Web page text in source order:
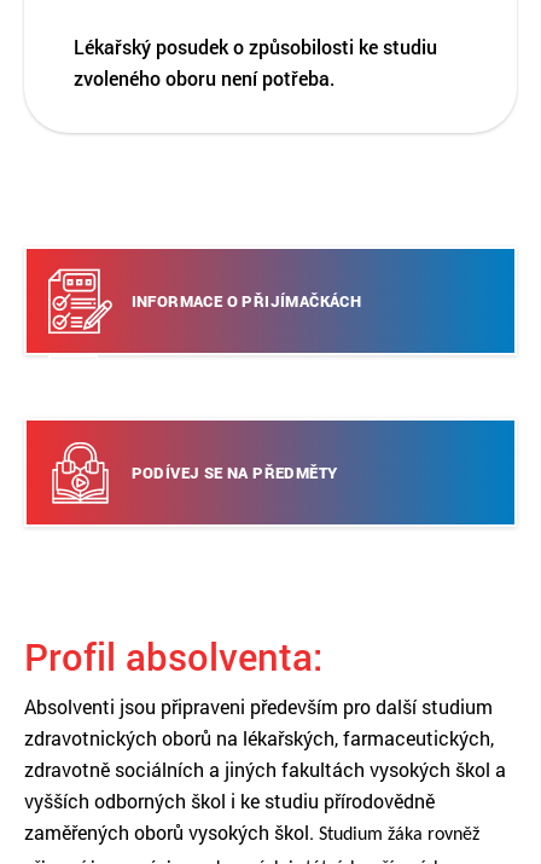
Lékařský posudek o způsobilosti ke studiu
zvoleného oboru není potřeba.
INFORMACE O PŘIJÍMAČKÁCH
PODÍVEJ SE NA PŘEDMĚTY
Profil absolventa:
Absolventi jsou připraveni především pro další studium
zdravotnických oborů na lékařských, farmaceutických,
zdravotně sociálních a jiných fakultách vysokých škol a
vyšších odborných škol i ke studiu přírodovědně
zaměřených oborů vysokých škol. Studium žáka rovněž